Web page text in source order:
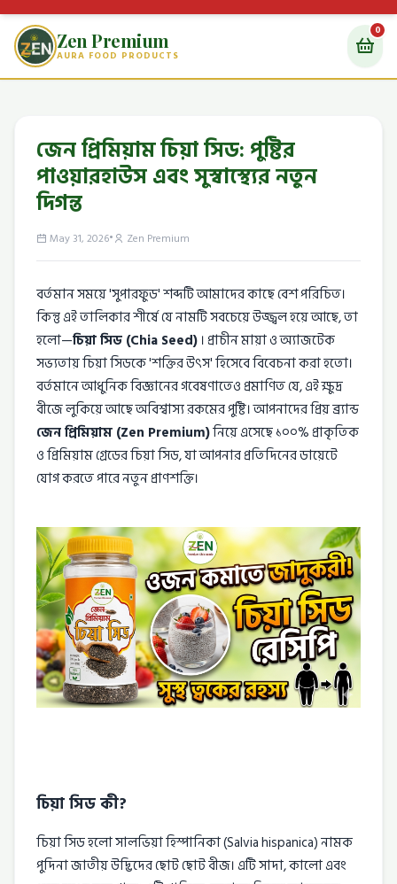
Zen Premium
AURA FOOD PRODUCTS
0
জেন প্রিমিয়াম চিয়া সিড: পুষ্টির
পাওয়ারহাউস এবং সুস্বাস্থ্যের নতুন
দিগন্ত
May 31, 2026• Zen Premium
বর্তমান সময়ে 'সুপারফুড' শব্দটি আমাদের কাছে বেশ পরিচিত।
কিন্তু এই তালিকার শীর্ষে যে নামটি সবচেয়ে উজ্জ্বল হয়ে আছে, তা
হলো—চিয়া সিড (Chia Seed) । প্রাচীন মায়া ও অ্যাজটেক
সভ্যতায় চিয়া সিডকে 'শক্তির উৎস' হিসেবে বিবেচনা করা হতো।
বর্তমানে আধুনিক বিজ্ঞানের গবেষণাতেও প্রমাণিত যে, এই ক্ষুদ্র
বীজে লুকিয়ে আছে অবিশ্বাস্য রকমের পুষ্টি। আপনাদের প্রিয় ব্র্যান্ড
জেন প্রিমিয়াম (Zen Premium)নিয়ে এসেছে ১০০% প্রাকৃতিক
ও প্রিমিয়াম গ্রেডের চিয়া সিড, যা আপনার প্রতিদিনের ডায়েটে
যোগ করতে পারে নতুন প্রাণশক্তি।
চিয়া সিড কী?
চিয়া সিড হলো সালভিয়া হিস্পানিকা (Salvia hispanica) নামক
পুদিনা জাতীয় উদ্ভিদের ছোট ছোট বীজ। এটি সাদা, কালো এবং